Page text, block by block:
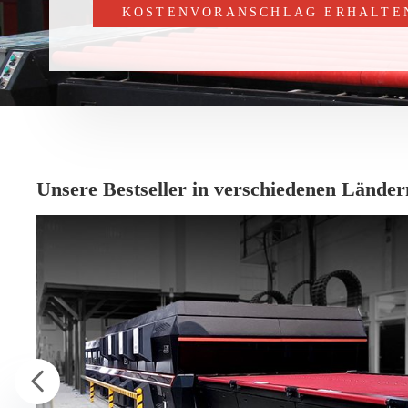
KOSTENVORANSCHLAG
Unsere Bestseller in verschiedenen